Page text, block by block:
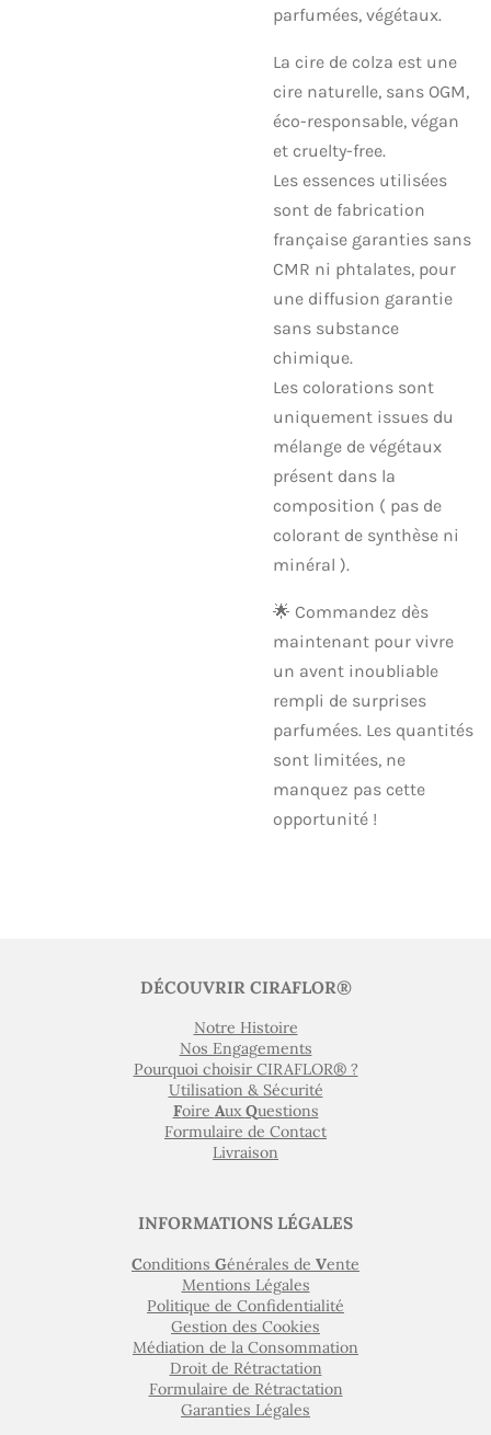
parfumées, végétaux.
La cire de colza est une
cire naturelle, sans OGM,
éco-responsable, végan
et cruelty-free.
Les essences utilisées
sont de fabrication
française garanties sans
CMR ni phtalates, pour
une diffusion garantie
sans substance
chimique.
Les colorations sont
uniquement issues du
mélange de végétaux
présent dans la
composition ( pas de
colorant de synthèse ni
minéral ).
🌟 Commandez dès
maintenant pour vivre
un avent inoubliable
rempli de surprises
parfumées. Les quantités
sont limitées, ne
manquez pas cette
opportunité !
DÉCOUVRIR CIRAFLOR®
Notre Histoire
Nos Engagements
Pourquoi choisir CIRAFLOR® ?
Utilisation & Sécurité
Foire AuxQuestions
Formulaire de Contact
Livraison
INFORMATIONS LÉGALES
Conditions Générales de Vente
Mentions Légales
Politique de Confidentialité
Gestion des Cookies
Médiation de la Consommation
Droit de Rétractation
Formulaire de Rétractation
Garanties Légales